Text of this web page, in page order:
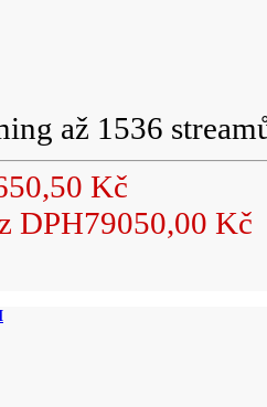
až 1536
Kč
DPH79050,00 Kč